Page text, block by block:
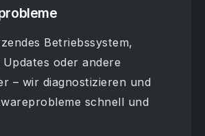
Betriebssystem,
oder andere
– wir diagnostizieren und
schnell und